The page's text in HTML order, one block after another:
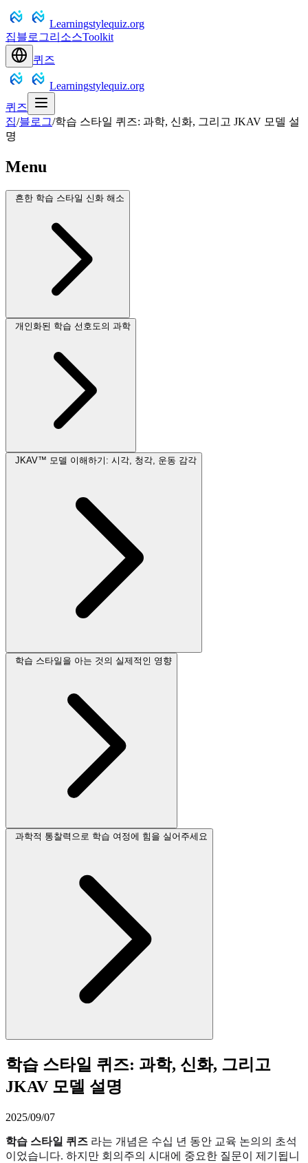
Learningstylequiz.org
집블로그리소스Toolkit
퀴즈
Learningstylequiz.org
퀴즈
집/블로그/학습 스타일 퀴즈: 과학, 신화, 그리고 JKAV 모델 설
명
Menu
흔한 학습 스타일 신화 해소
개인화된 학습 선호도의 과학
JKAV™ 모델 이해하기: 시각, 청각, 운동 감각
학습 스타일을 아는 것의 실제적인 영향
과학적 통찰력으로 학습 여정에 힘을 실어주세요
학습 스타일 퀴즈: 과학, 신화, 그리고
JKAV 모델 설명
2025/09/07
학습 스타일 퀴즈 라는 개념은 수십 년 동안 교육 논의의 초석
이었습니다. 하지만 회의주의 시대에 중요한 질문이 제기됩니